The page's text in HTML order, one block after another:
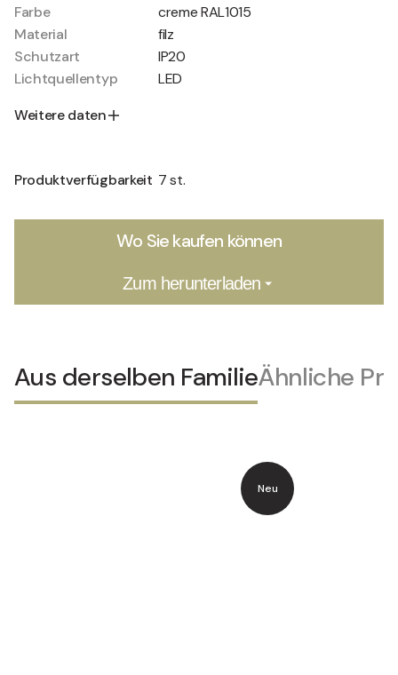
Farbe
creme RAL1015
Material
filz
Schutzart
IP20
Lichtquellentyp
LED
Weitere daten
Produktverfügbarkeit 7 st.
Wo Sie kaufen können
Zum herunterladen
Aus derselben FamilieÄhnliche
Neu